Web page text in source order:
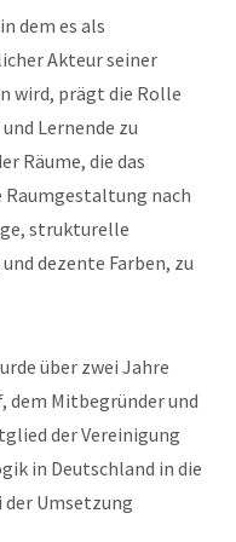
dem es als
Akteur seiner
wird, prägt die Rolle
Lernende zu
Räume, die das
nach
strukturelle
dezente Farben, zu
über zwei Jahre
dem Mitbegründer und
der Vereinigung
in Deutschland in die
Umsetzung